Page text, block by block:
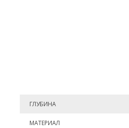
ГЛУБИНА
МАТЕРИАЛ